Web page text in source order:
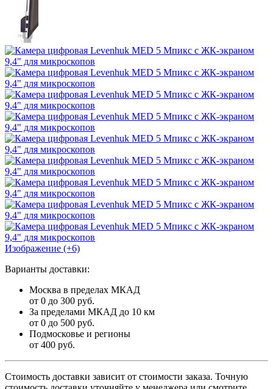
Изображение (+6)
Варианты доставки:
Москва в пределах МКАД
от 0 до 300 руб.
За пределами МКАД до 10 км
от 0 до 500 руб.
Подмосковье и регионы
от 400 руб.
Стоимость доставки зависит от стоимости заказа. Точную